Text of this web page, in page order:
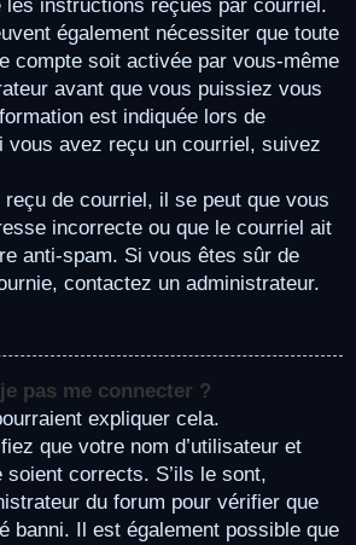
instructions reçues par courriel.
également nécessiter que toute
compte soit activée par vous-même
avant que vous puissiez vous
est indiquée lors de
vous avez reçu un courriel, suivez
reçu de courriel, il se peut que vous
incorrecte ou que le courriel ait
anti-spam. Si vous êtes sûr de
contactez un administrateur.
pas me connecter ?
expliquer cela.
que votre nom d’utilisateur et
corrects. S’ils le sont,
du forum pour vérifier que
banni. Il est également possible que